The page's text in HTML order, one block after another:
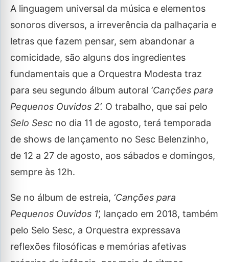
A linguagem universal da música e elementos
sonoros diversos, a irreverência da palhaçaria e
letras que fazem pensar, sem abandonar a
comicidade, são alguns dos ingredientes
fundamentais que a Orquestra Modesta traz
para seu segundo álbum autoral ‘Canções para
Pequenos Ouvidos 2’. O trabalho, que sai pelo
Selo Sesc no dia 11 de agosto, terá temporada
de shows de lançamento no Sesc Belenzinho,
de 12 a 27 de agosto, aos sábados e domingos,
sempre às 12h.
Se no álbum de estreia, ‘Canções para
Pequenos Ouvidos 1’, lançado em 2018, também
pelo Selo Sesc, a Orquestra expressava
reflexões filosóficas e memórias afetivas